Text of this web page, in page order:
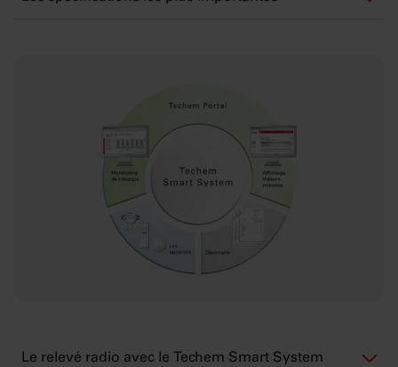
Le relevé radio avec le Techem Smart System